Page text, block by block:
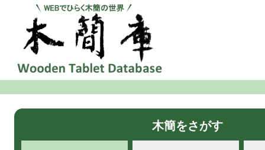
木簡をさがす